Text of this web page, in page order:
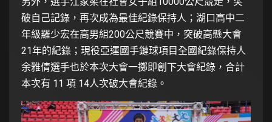
破自己記錄，再次成為最佳紀錄保持人；湖口高中二
年級羅少宏在高男組200公尺競賽中，突破高懸大會
21年的紀錄；現役亞運國手鏈球項目全國紀錄保持人
余雅倩選手也於本次大會一擲即創下大會紀錄，合計
本次有 11 項 14人次破大會紀錄。